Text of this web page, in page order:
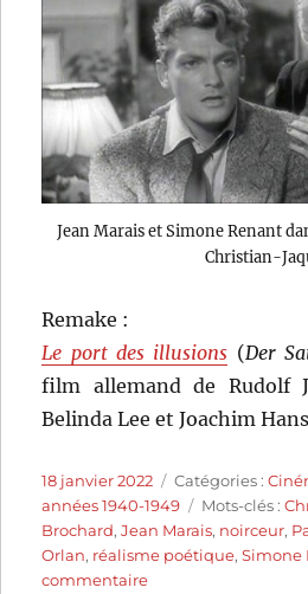
Jean Marais et Simone Renant
Christian-
Remake :
Le port des illusions (Der
film allemand de Rudolf
Belinda Lee et Joachim
Publié
le
18 janvier 2022 Catégories
Catégories :
années 1940-1949
Étiquettes
Mots-clés :
Brochard,Jean Marais, noirceur,
Orlan, réalisme poétique,Simone
commentairesur